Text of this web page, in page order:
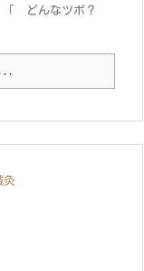
「 どんなツボ？
灸